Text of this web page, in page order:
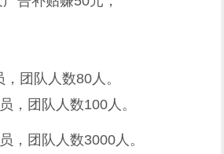
团队人数80人。
，团队人数100人。
，团队人数3000人。